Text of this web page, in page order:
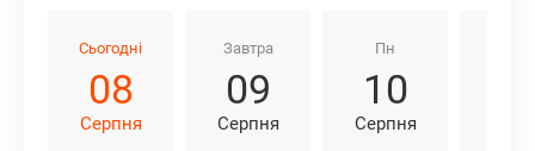
Сьогодні
08
Серпня
Завтра
09
Серпня
Пн
10
Серпня